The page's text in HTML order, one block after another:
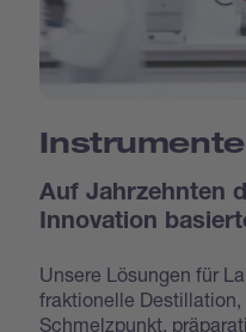
Instrumente
Auf Jahrzehnten
Innovation
Unsere Lösungen für
fraktionelle Destillation,
Schmelzpunkt,